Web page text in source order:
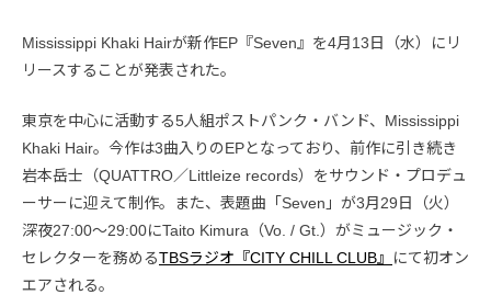
Mississippi Khaki Hairが新作EP『Seven』を4月13日（水）にリ
リースすることが発表された。
東京を中心に活動する5人組ポストパンク・バンド、Mississippi
Khaki Hair。今作は3曲入りのEPとなっており、前作に引き続き
岩本岳士（QUATTRO／Littleize records）をサウンド・プロデュ
ーサーに迎えて制作。また、表題曲「Seven」が3月29日（火）
深夜27:00～29:00にTaito Kimura（Vo. / Gt.）がミュージック・
セレクターを務めるTBSラジオ『CITY CHILL CLUB』
にて初オン
エアされる。